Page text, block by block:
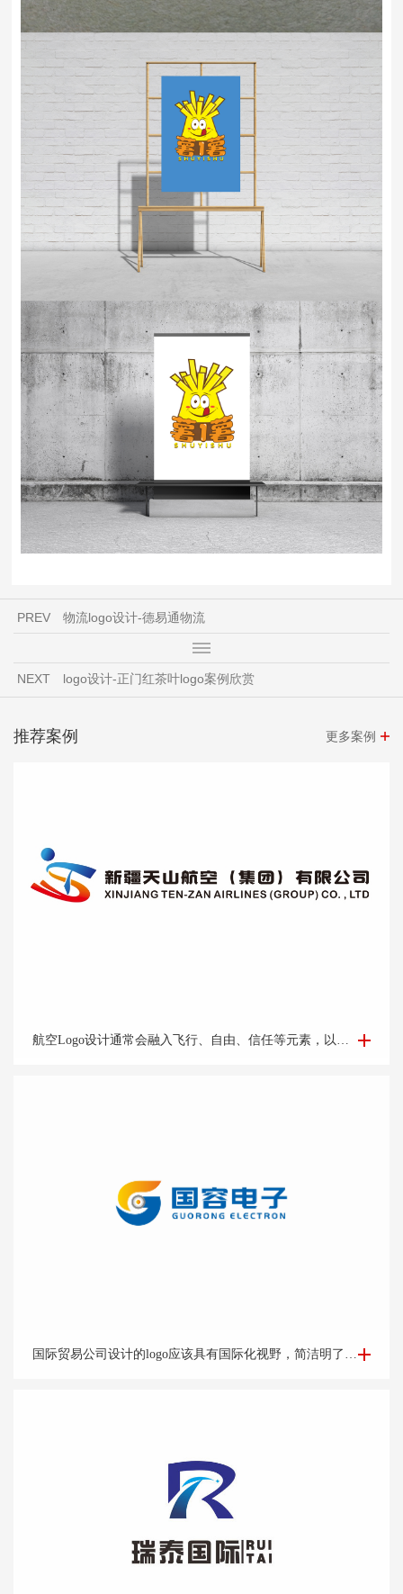
PREV 物流logo设计-德易通物流
NEXT logo设计-正门红茶叶logo案例欣赏
推荐案例 更多案例
航空Logo设计-集团公司logo设计-logo设计公司 航空Logo设计通常会融入飞行、自由、信任等元素，以及公司的标志性色彩和字体，让人一眼就能联想到该航空公司。
国际贸易Logo设计-外贸公司logo设计-logo设计公司 国际贸易公司设计的logo应该具有国际化视野，简洁明了的设计风格能够突出公司的专业和可靠形象。可以考虑运用地球、货物、货船等与贸易相关的元素，结合简洁的字体和线条，突出公司的国际化特点。